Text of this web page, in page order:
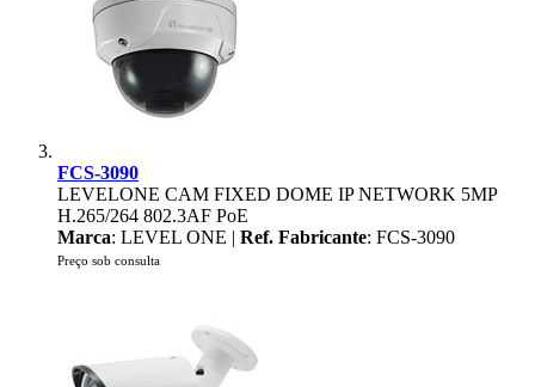
FCS-3090
LEVELONE CAM FIXED DOME IP NETWORK 5MP
H.265/264 802.3AF PoE
Marca: LEVEL ONE | Ref. Fabricante: FCS-3090
Preço sob consulta